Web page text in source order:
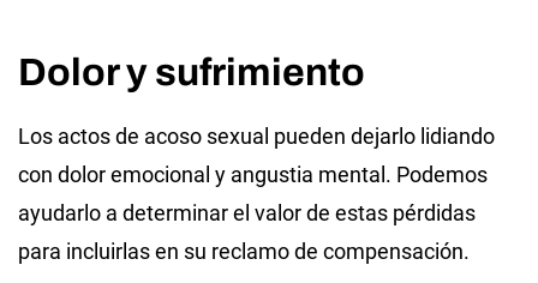
Dolor y sufrimiento
Los actos de acoso sexual pueden dejarlo lidiando
con dolor emocional y angustia mental. Podemos
ayudarlo a determinar el valor de estas pérdidas
para incluirlas en su reclamo de compensación.